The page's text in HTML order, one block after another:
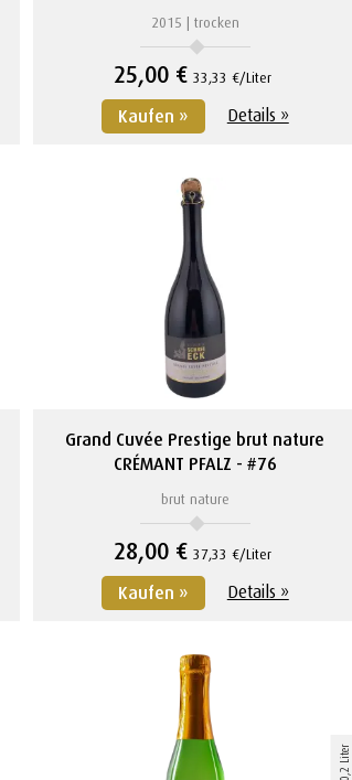
2015 trocken
25,00 € 33,33 €/Liter
Kaufen » Details »
Grand Cuvée Prestige brut nature
CRÉMANT PFALZ #76
brut nature
28,00 € 37,33 €/Liter
Kaufen » Details »